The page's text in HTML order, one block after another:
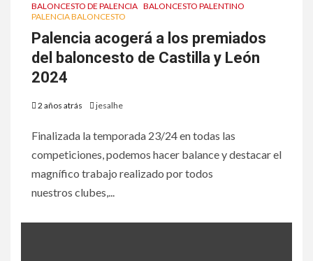
BALONCESTO DE PALENCIA BALONCESTO PALENTINO
PALENCIA BALONCESTO
Palencia acogerá a los premiados
del baloncesto de Castilla y León
2024
2 años atrás jesalhe
Finalizada la temporada 23/24 en todas las
competiciones, podemos hacer balance y destacar el
magnífico trabajo realizado por todos
nuestros clubes,...